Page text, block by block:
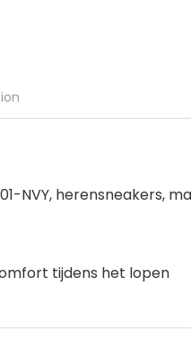
NVY, herensneakers,
tijdens het lopen